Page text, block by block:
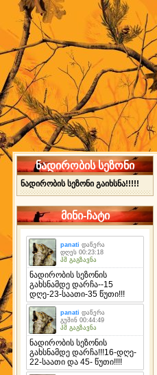
ნადირობის სეზონი
ნადირობის სეზონი გაიხსნა!!!!!
მინი-ჩატი